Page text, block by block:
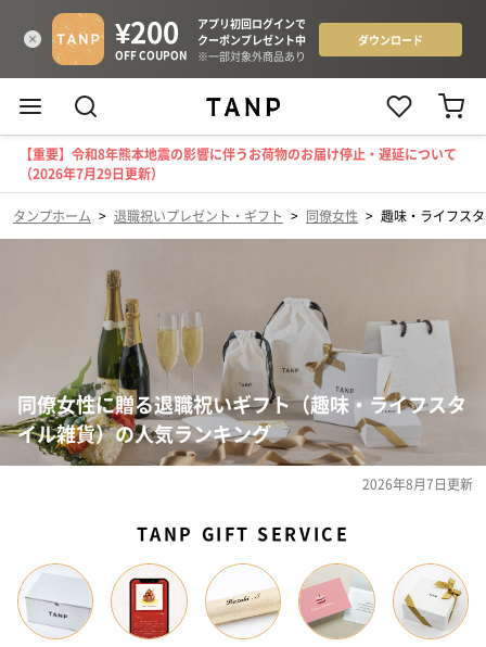
【重要】令和8年熊本地震の影響に伴うお荷物のお届け停止・遅延について
（2026年7月29日更新）
タンプホーム > 退職祝いプレゼント・ギフト > 同僚女性 > 趣味・ライフス
同僚女性に贈る退職祝いギフト（趣味・ライフスタ
イル雑貨）の人気ランキング
2026年8月7日更新
TANP GIFT SERVICE